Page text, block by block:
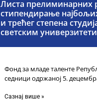
Листа прелиминарних
стипендирање
и трећег степена
светским
Фонд за младе таленте
седници одржаној 5.
Сазнај више »